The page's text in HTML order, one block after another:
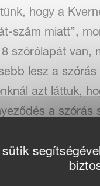
hogy a
szám miatt”,
szórólapát van,
lesz a
azt láttuk,
a szórás
terminállal
használtuk az